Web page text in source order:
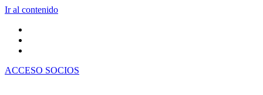
Ir al contenido
ACCESO SOCIOS